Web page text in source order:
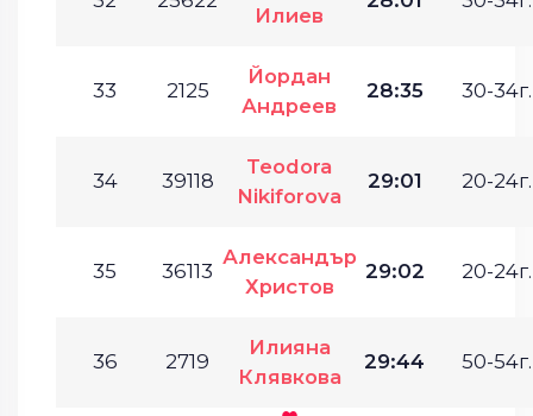
Илиев
33 2125
Йордан
Андреев
28:35 30-34г.
34 39118
Teodora
Nikiforova
29:01 20-24г.
35 36113
Александър
Христов
29:02 20-24г.
36 2719
Илияна
Клявкова
29:44 50-54г.